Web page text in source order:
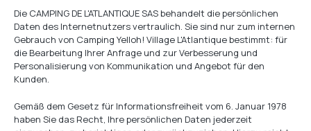
Die CAMPING DE L'ATLANTIQUE SAS behandelt die persönlichen
Daten des Internetnutzers vertraulich. Sie sind nur zum internen
Gebrauch von Camping Yelloh! Village L'Atlantique bestimmt: für
die Bearbeitung Ihrer Anfrage und zur Verbesserung und
Personalisierung von Kommunikation und Angebot für den
Kunden.
Gemäß dem Gesetz für Informationsfreiheit vom 6. Januar 1978
haben Sie das Recht, Ihre persönlichen Daten jederzeit